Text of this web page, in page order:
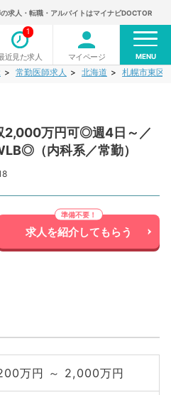
求人・転職・アルバイトはマイナビDOCTOR
近見た求人
1
マイページ MENU
常勤医師求人 北海道 札幌市東区
2,000万円可◎週4日～／
（内科系／常勤）
求人を紹介してもらう
万円 ～ 2,000万円